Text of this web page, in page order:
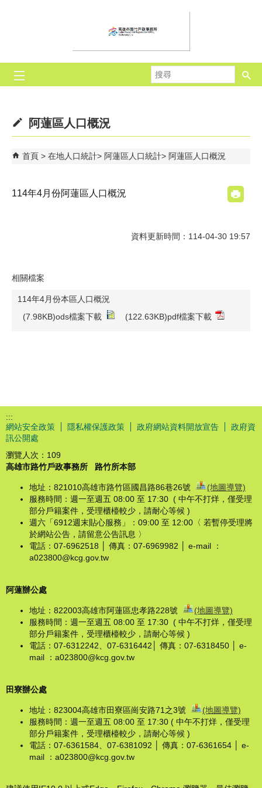
尋
阿蓮區人口概況
首頁 在地人口統計 阿蓮區人口統計 阿蓮區人口概況
114年4月份阿蓮區人口概況
資料更新時間：114-04-30 19:57
相關檔案
114年4月份本區人口概況
(7.98KB)ods檔案下載
(122.63KB)pdf檔案下載
:::
網站安全政策
隱私權保護政策 政府網站資料開放宣告
政府資
訊公開處
瀏覽人次： 109
高雄市路竹戶政事務所
路竹所本部
地址：821010高雄市路竹區國昌路86巷26號
(地圖導覽)
服務時間：週一至週五 08:00 至 17:30 ( 中午不打烊，僅受理
部分戶籍案件，受理櫃檯較少，請耐心等候 )
週六「6912週末貼心服務」：09:00 至 12:00〈 若暫停受理將
於網站公告，請留意公告訊息 〉
電話：07-6962518 │ 傳真：07-6969982 │ e-mail ：
a023800@kcg.gov.tw
阿蓮辦公處
地址：822003高雄市阿蓮區忠孝路228號
(地圖導覽)
服務時間：週一至週五 08:00 至 17:30 ( 中午不打烊，僅受理
部分戶籍案件，受理櫃檯較少，請耐心等候 )
電話：07-6312242、07-6316442│ 傳真：07-6318450 │ e-
mail ：a023800@kcg.gov.tw
田寮辦公處
地址：823004高雄市田寮區崗安路71之3號
(地圖導覽)
服務時間：週一至週五 08:00 至 17:30 ( 中午不打烊，僅受理
部分戶籍案件，受理櫃檯較少，請耐心等候 )
電話：07-6361584、07-6381092 │ 傳真：07-6361654 │ e-
mail ：a023800@kcg.gov.tw